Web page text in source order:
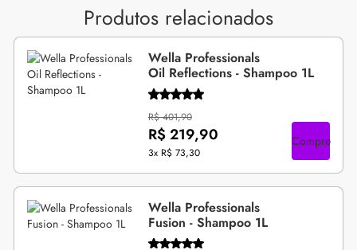
Produtos relacionados
Wella Professionals
Oil Reflections - Shampoo 1L
R$ 401,90
R$ 219,90
3x R$ 73,30
Compre
Wella Professionals
Fusion - Shampoo 1L